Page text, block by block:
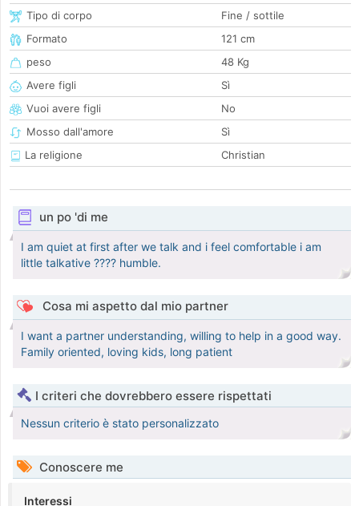
Tipo di corpo
Fine / sottile
Formato
121 cm
peso
48 Kg
Avere figli
Sì
Vuoi avere figli
No
Mosso dall'amore
Sì
La religione
Christian
un po 'di me
I am quiet at first after we talk and i feel comfortable i am
little talkative ???? humble.
Cosa mi aspetto dal mio partner
I want a partner understanding, willing to help in a good way.
Family oriented, loving kids, long patient
I criteri che dovrebbero essere rispettati
Nessun criterio è stato personalizzato
Conoscere me
Interessi